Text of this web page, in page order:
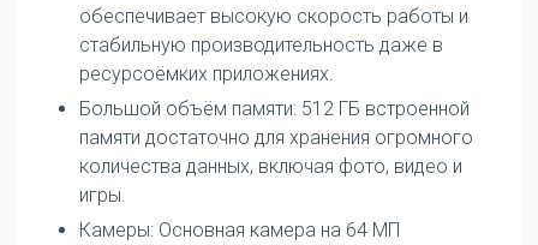
обеспечивает высокую скорость работы и
стабильную производительность даже в
ресурсоёмких приложениях.
Большой объём памяти: 512 ГБ встроенной
памяти достаточно для хранения огромного
количества данных, включая фото, видео и
игры.
Камеры: Основная камера на 64 МП